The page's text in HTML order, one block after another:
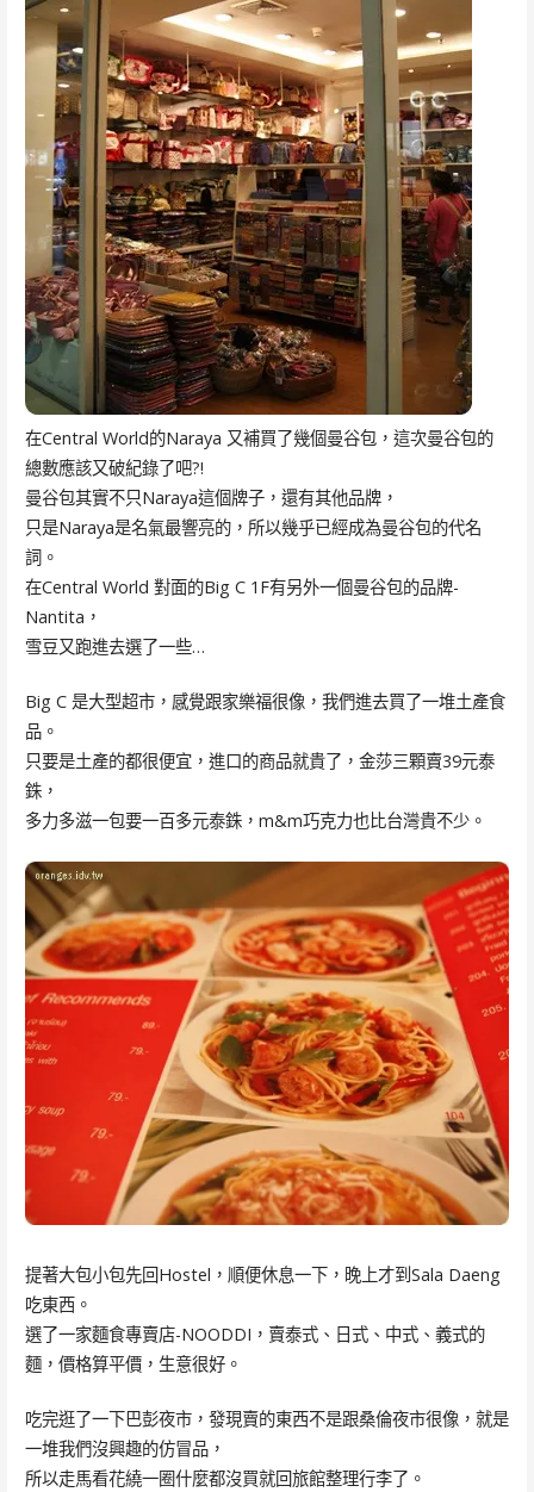
在Central World的Naraya 又補買了幾個曼谷包，這次曼谷包的
總數應該又破紀錄了吧?!
曼谷包其實不只Naraya這個牌子，還有其他品牌，
只是Naraya是名氣最響亮的，所以幾乎已經成為曼谷包的代名
詞。
在Central World 對面的Big C 1F有另外一個曼谷包的品牌-
Nantita，
雪豆又跑進去選了一些…
Big C 是大型超市，感覺跟家樂福很像，我們進去買了一堆土產食
品。
只要是土產的都很便宜，進口的商品就貴了，金莎三顆賣39元泰
銖，
多力多滋一包要一百多元泰銖，m&m巧克力也比台灣貴不少。
提著大包小包先回Hostel，順便休息一下，晚上才到Sala Daeng
吃東西。
選了一家麵食專賣店-NOODDI，賣泰式、日式、中式、義式的
麵，價格算平價，生意很好。
吃完逛了一下巴彭夜市，發現賣的東西不是跟桑倫夜市很像，就是
一堆我們沒興趣的仿冒品，
所以走馬看花繞一圈什麼都沒買就回旅館整理行李了。